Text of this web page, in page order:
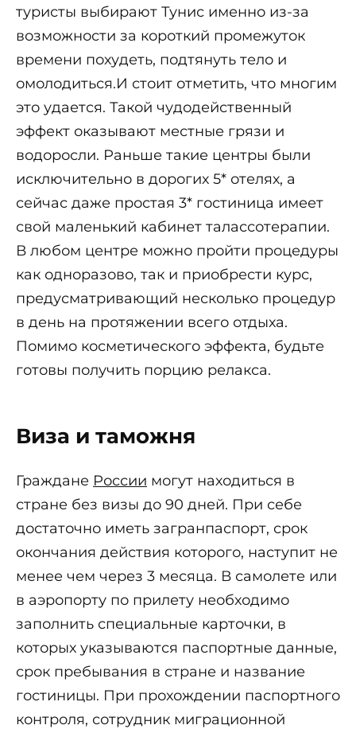
туристы выбирают Тунис именно из-за
возможности за короткий промежуток
времени похудеть, подтянуть тело и
омолодиться.И стоит отметить, что многим
это удается. Такой чудодейственный
эффект оказывают местные грязи и
водоросли. Раньше такие центры были
исключительно в дорогих 5* отелях, а
сейчас даже простая 3* гостиница имеет
свой маленький кабинет талассотерапии.
В любом центре можно пройти процедуры
как одноразово, так и приобрести курс,
предусматривающий несколько процедур
в день на протяжении всего отдыха.
Помимо косметического эффекта, будьте
готовы получить порцию релакса.
Виза и таможня
Граждане России могут находиться в
стране без визы до 90 дней. При себе
достаточно иметь загранпаспорт, срок
окончания действия которого, наступит не
менее чем через 3 месяца. В самолете или
в аэропорту по прилету необходимо
заполнить специальные карточки, в
которых указываются паспортные данные,
срок пребывания в стране и название
гостиницы. При прохождении паспортного
контроля, сотрудник миграционной